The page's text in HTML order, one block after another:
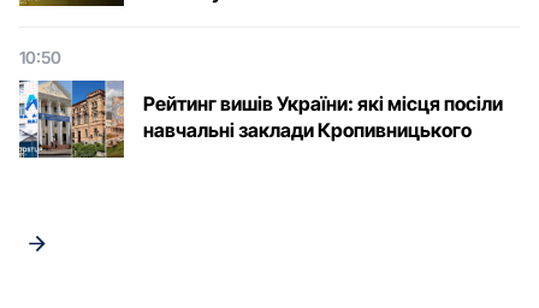
10:50
Рейтинг вишів України: які місця посіли
навчальні заклади Кропивницького